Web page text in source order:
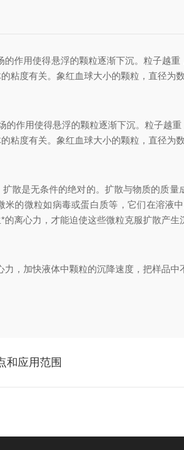
作用使得悬浮的颗粒逐渐下沉。粒子越
粘度有关。象红血球大小的颗粒，直径为
作用使得悬浮的颗粒逐渐下沉。粒子越
粘度有关。象红血球大小的颗粒，直径为
是无条件的绝对的。扩散与物质的质量
的微粒如病毒或蛋白质等，它们在溶
离心力，才能迫使这些微粒克服扩散产生
加快液体中颗粒的沉降速度，把样品中
和应用范围